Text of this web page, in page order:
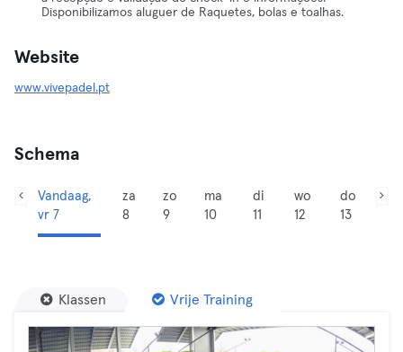
Disponibilizamos aluguer de Raquetes, bolas e toalhas.
Website
www.vivepadel.pt
Schema
Vandaag,
vr 7
za
8
zo
9
ma
10
di
11
wo
12
do
13
Klassen Vrije Training